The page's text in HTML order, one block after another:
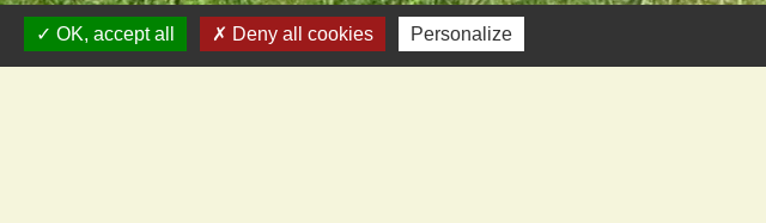
OK, accept all Deny all cookies Personalize